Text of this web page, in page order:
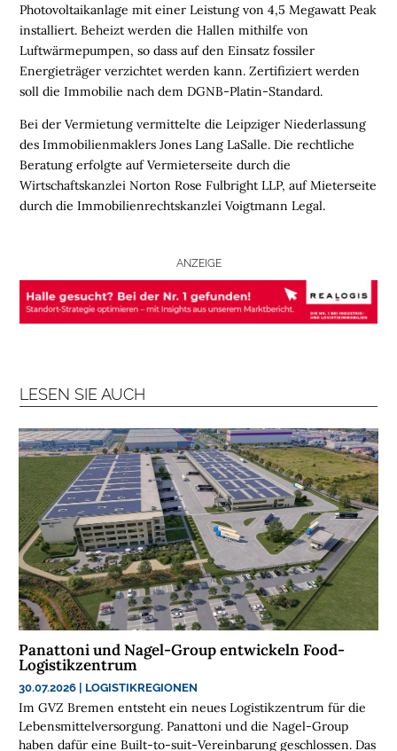
R
A
N
C
H
N
F
O
N
D
E
N
E
N
A
C
H
H
A
L
T
I
K
E
T
Photovoltaikanlage mit einer Leistung von 4,5 Megawatt Peak
installiert. Beheizt werden die Hallen mithilfe von
Luftwärmepumpen, so dass auf den Einsatz fossiler
Energieträger verzichtet werden kann. Zertifiziert werden
soll die Immobilie nach dem DGNB-Platin-Standard.
Bei der Vermietung vermittelte die Leipziger Niederlassung
des Immobilienmaklers Jones Lang LaSalle. Die rechtliche
Beratung erfolgte auf Vermieterseite durch die
Wirtschaftskanzlei Norton Rose Fulbright LLP, auf Mieterseite
durch die Immobilienrechtskanzlei Voigtmann Legal.
ANZEIGE
LESEN SIE AUCH
Panattoni und Nagel-Group entwickeln Food-
Logistikzentrum
30.07.2026 LOGISTIKREGIONEN
Im GVZ Bremen entsteht ein neues Logistikzentrum für die
Lebensmittelversorgung. Panattoni und die Nagel-Group
haben dafür eine Built-to-suit-Vereinbarung geschlossen. Das